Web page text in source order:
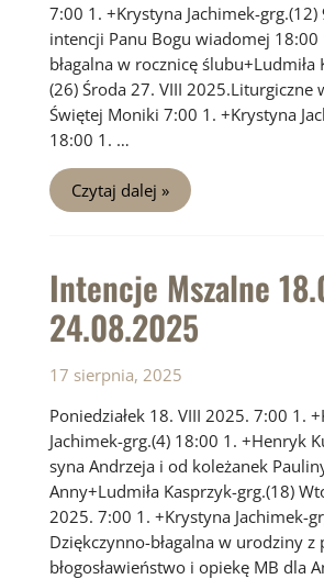
7:00 1. +Krystyna Jachimek-grg.(12)
intencji Panu Bogu wiadomej 18:00
błagalna w rocznicę ślubu+Ludmiła
(26) Środa 27. VIII 2025.Liturgiczne
Świętej Moniki 7:00 1. +Krystyna
18:00 1. …
Intencje
Mszalne
25.08
Czytaj dalej »
Intencje Mszalne
24.08.2025
17 sierpnia, 2025
Poniedziałek 18. VIII 2025. 7:00 1.
Jachimek-grg.(4) 18:00 1. +Henryk
syna Andrzeja i od koleżanek
Anny+Ludmiła Kasprzyk-grg.(18)
2025. 7:00 1. +Krystyna Jachimek-
Dziękczynno-błagalna w urodziny z
błogosławieństwo i opiekę MB dla